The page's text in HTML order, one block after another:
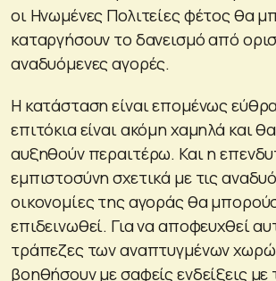
οι Ηνωμένες Πολιτείες φέτος θα
καταργήσουν το δανεισμό από
αναδυόμενες αγορές.
Η κατάσταση είναι επομένως
επιτόκια είναι ακόμη χαμηλά και
αυξηθούν περαιτέρω. Και η
εμπιστοσύνη σχετικά με τις
οικονομίες της αγοράς θα
επιδεινωθεί. Για να αποφευχθεί
τράπεζες των αναπτυγμένων
βοηθήσουν με σαφείς ενδείξεις με